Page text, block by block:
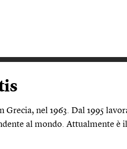
nel 1963. Dal 1995
al mondo. Attualmente è